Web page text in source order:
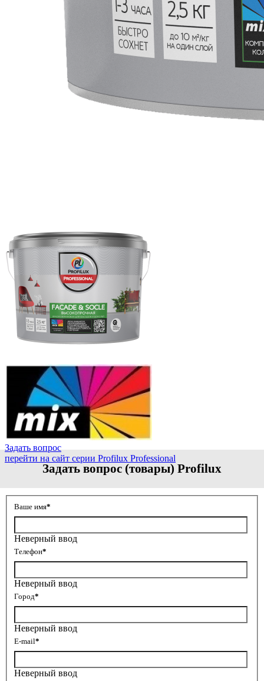
Задать вопрос
перейти на сайт серии Profilux Professional
Задать вопрос (товары) Profilux
Ваше имя*
Неверный ввод
Телефон*
Неверный ввод
Город*
Неверный ввод
E-mail*
Неверный ввод